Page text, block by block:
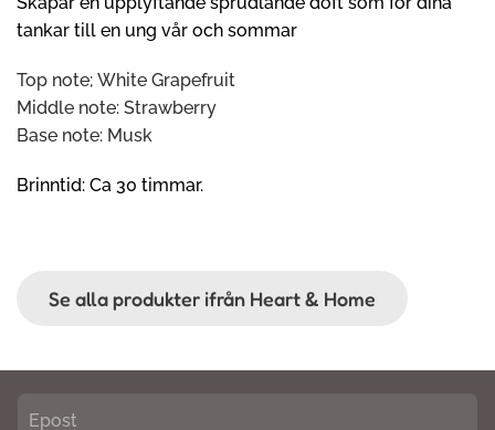
tankar till en ung vår och sommar
Top note; White Grapefruit
Middle note: Strawberry
Base note: Musk
Brinntid: Ca 30 timmar.
Se alla produkter ifrån Heart & Home